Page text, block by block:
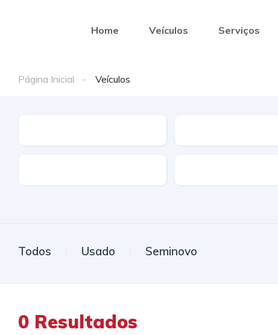
Home Veículos Serviços
Página Inicial Veículos
Todos Usado Seminovo
0 Resultados